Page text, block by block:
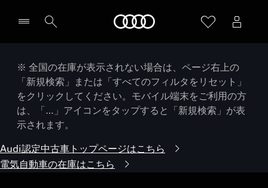
※ 全国の在庫が表示されない場合は、ページ右上の
「新規検索」または「すべてのフィルタをリセット」
をクリックしてください。モバイル端末をご利用の方
は、「…」アイコンをタップすると「新規検索」が表
示されます。
Audi認定中古車トップページはこちら
電気自動車の在庫はこちら